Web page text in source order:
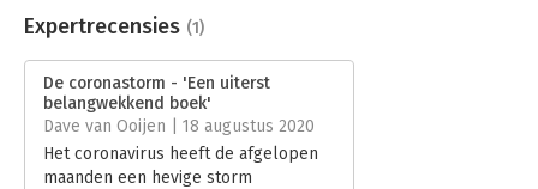
Uitgever:
Boom
Verschijningsdatum:
25-6-2020
Hoofdrubriek: Filosofie
Expertrecensies (1)
De coronastorm - 'Een uiterst
belangwekkend boek'
Dave van Ooijen | 18 augustus 2020
Het coronavirus heeft de afgelopen
maanden een hevige storm